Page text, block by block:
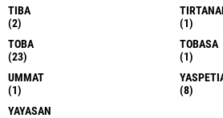
TIBA
(2)
(1)
TOBA
(23)
TOBASA
(1)
UMMAT
(1)
(8)
YAYASAN